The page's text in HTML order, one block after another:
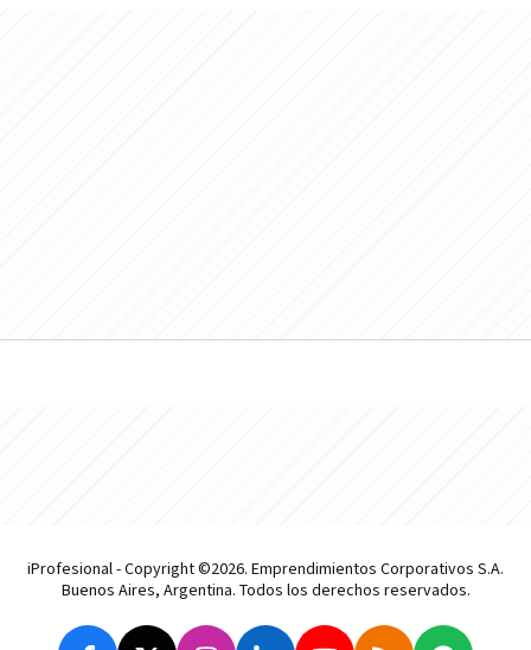
iProfesional - Copyright ©2026. Emprendimientos Corporativos S.A.
Buenos Aires, Argentina. Todos los derechos reservados.